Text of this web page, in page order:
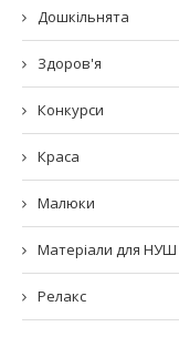
Дошкільнята
Здоров'я
Конкурси
Краса
Малюки
Матеріали для НУШ
Релакс